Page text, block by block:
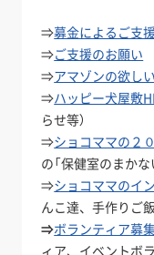
⇒募金によるご支
⇒ご支援のお願い
⇒アマゾンの欲し
⇒ハッピー犬屋敷
らせ等）
⇒ショコママの２
の「保健室のまか
⇒ショコママのイ
んこ達、手作りご飯
⇒ボランティア募
ィア、イベントボ